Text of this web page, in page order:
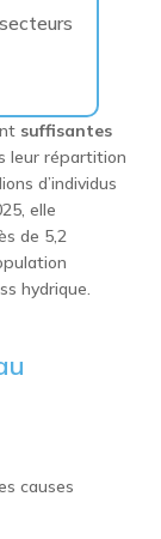
suffisantes
leur répartition
d’individus
elle
de 5,2
hydrique.
causes